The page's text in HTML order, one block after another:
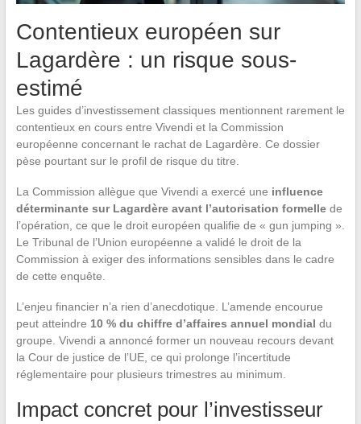
Contentieux européen sur
Lagardère : un risque sous-
estimé
Les guides d’investissement classiques mentionnent rarement le
contentieux en cours entre Vivendi et la Commission
européenne concernant le rachat de Lagardère. Ce dossier
pèse pourtant sur le profil de risque du titre.
La Commission allègue que Vivendi a exercé une influence
déterminante sur Lagardère avant l’autorisation formellede
l’opération, ce que le droit européen qualifie de « gun jumping ».
Le Tribunal de l’Union européenne a validé le droit de la
Commission à exiger des informations sensibles dans le cadre
de cette enquête.
L’enjeu financier n’a rien d’anecdotique. L’amende encourue
peut atteindre 10 % du chiffre d’affaires annuel mondial du
groupe. Vivendi a annoncé former un nouveau recours devant
la Cour de justice de l’UE, ce qui prolonge l’incertitude
réglementaire pour plusieurs trimestres au minimum.
Impact concret pour l’investisseur